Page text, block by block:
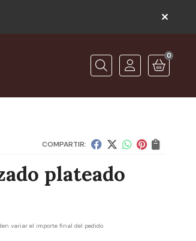
Buscar
0
COMPARTIR:
plateado
variar el importe final del pedido.